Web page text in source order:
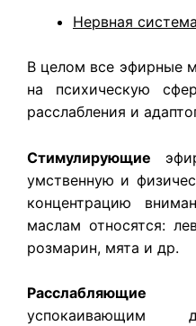
Нервная система
В целом все эфирные
на психическую
расслабления и
Стимулирующие
умственную и
концентрацию
маслам относятся:
розмарин, мята и др.
Расслабляющие
успокаивающим